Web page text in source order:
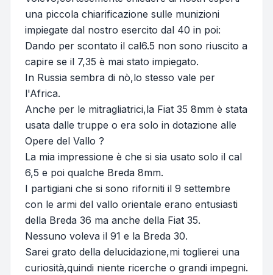
una piccola chiarificazione sulle munizioni
impiegate dal nostro esercito dal 40 in poi:
Dando per scontato il cal6.5 non sono riuscito a
capire se il 7,35 è mai stato impiegato.
In Russia sembra di nò,lo stesso vale per
l'Africa.
Anche per le mitragliatrici,la Fiat 35 8mm è stata
usata dalle truppe o era solo in dotazione alle
Opere del Vallo ?
La mia impressione è che si sia usato solo il cal
6,5 e poi qualche Breda 8mm.
I partigiani che si sono riforniti il 9 settembre
con le armi del vallo orientale erano entusiasti
della Breda 36 ma anche della Fiat 35.
Nessuno voleva il 91 e la Breda 30.
Sarei grato della delucidazione,mi toglierei una
curiosità,quindi niente ricerche o grandi impegni.